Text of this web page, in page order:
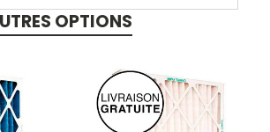
OPTIONS